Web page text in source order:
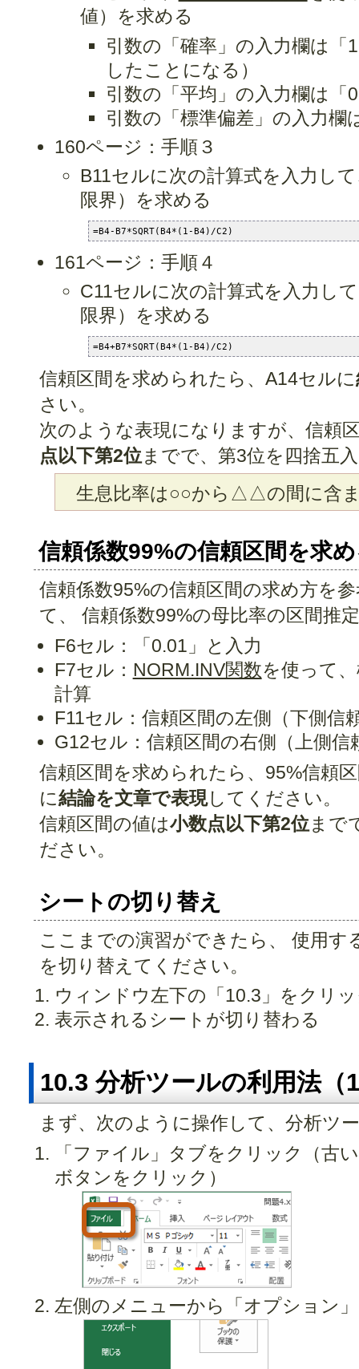
値）を求める
引数の「確率」の入力欄は「
したことになる）
引数の「平均」の入力欄は「
引数の「標準偏差」の入力欄
160ページ：手順３
B11セルに次の計算式を入力し
限界）を求める
=B4-B7*SQRT(B4*(1-B4)/C2)
161ページ：手順４
C11セルに次の計算式を入力し
限界）を求める
=B4+B7*SQRT(B4*(1-B4)/C2)
信頼区間を求められたら、A14セルに
さい。
次のような表現になりますが、信
点以下第2位 までで、第3位を四捨五
生息比率は○○から△△の間に含
信頼係数99%の信頼区間を求
信頼係数95%の信頼区間の求め方を
て、 信頼係数99%の母比率の区間推
F6セル：「0.01」と入力
F7セル： NORM.INV関数を使って
計算
F11セル：信頼区間の左側（下側信
G12セル：信頼区間の右側（上側信
信頼区間を求められたら、95%信頼
に結論を文章で表現してください。
信頼区間の値は小数点以下第2位まで
ださい。
シートの切り替え
ここまでの演習ができたら、 使用す
を切り替えてください。
ウィンドウ左下の「10.3」をクリ
表示されるシートが切り替わる
10.3 分析ツールの利用法（
まず、次のように操作して、分析ツ
「ファイル」タブをクリック（古
ボタンをクリック）
左側のメニューから「オプション